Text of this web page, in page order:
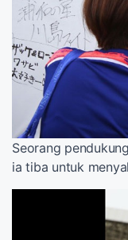
Seorang
ia tiba untuk